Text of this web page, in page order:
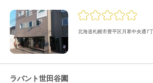
北海道札幌市豊平区月寒中央通7
ラバント世田谷園